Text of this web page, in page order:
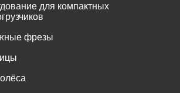
для компактных
фрезы